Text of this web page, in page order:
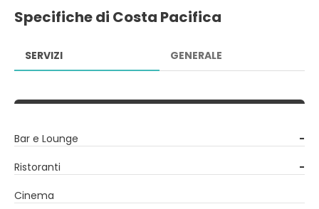
Specifiche di Costa Pacifica
SERVIZI GENERALE
Bar e Lounge
-
Ristoranti
-
Cinema